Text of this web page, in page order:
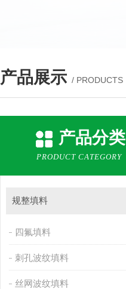
产品展示 / PRODUCTS
产品分类
PRODUCT CATEGORY
规整填料
四氟填料
刺孔波纹填料
丝网波纹填料